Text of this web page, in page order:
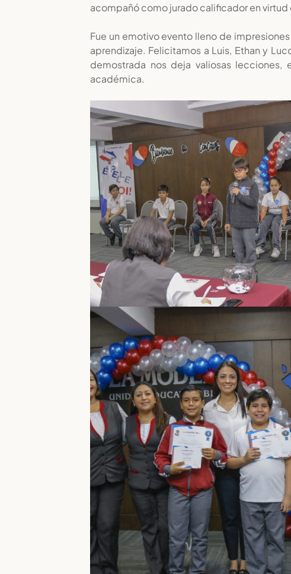
acompañó como jurado calificador en
Fue un emotivo evento lleno de
aprendizaje. Felicitamos a Luis, Ethan y
demostrada nos deja valiosas
académica.